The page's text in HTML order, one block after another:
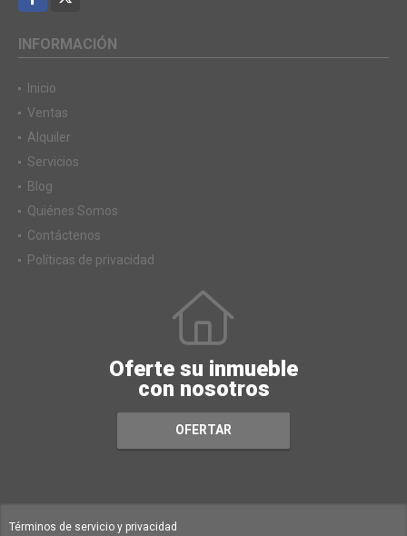
INFORMACIÓN
Inicio
Ventas
Alquiler
Servicios
Blog
Quiénes Somos
Contáctenos
Políticas de privacidad
Oferte su inmueble
con nosotros
OFERTAR
Términos de servicio y privacidad